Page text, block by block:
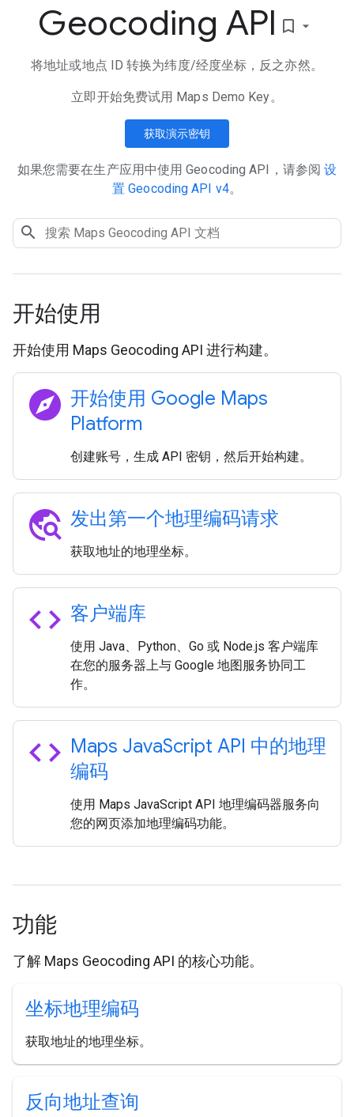
Geocoding API bookmark_border
将地址或地点 ID 转换为纬度/经度坐标，反之亦然。
立即开始免费试用 Maps Demo Key。
获取演示密钥
如果您需要在生产应用中使用 Geocoding API，请参阅设
置 Geocoding API v4。
开始使用
开始使用 Maps Geocoding API 进行构建。
explore 开始使用 Google Maps
Platform
创建账号，生成 API 密钥，然后开始构建。
travel_explore 发出第一个地理编码请求
获取地址的地理坐标。
code 客户端库
使用 Java、Python、Go 或 Node.js 客户端库
在您的服务器上与 Google 地图服务协同工
作。
code Maps JavaScript API 中的地理
编码
使用 Maps JavaScript API 地理编码器服务向
您的网页添加地理编码功能。
功能
了解 Maps Geocoding API 的核心功能。
坐标地理编码
获取地址的地理坐标。
反向地址查询